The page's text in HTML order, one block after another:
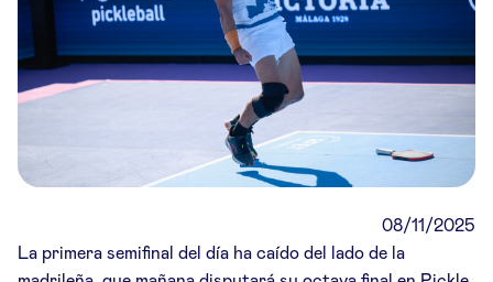
08/11/2025
La primera semifinal del día ha caído del lado de la